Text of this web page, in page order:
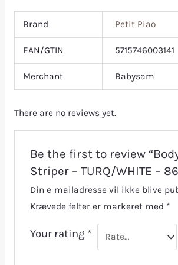
Brand Petit Piao
EAN/GTIN 5715746003141
Merchant Babysam
There are no reviews yet.
Be the first to review
Striper – TURQ/WHITE –
Din e-mailadresse vil ikke blive
Krævede felter er markeret med *
Your rating *